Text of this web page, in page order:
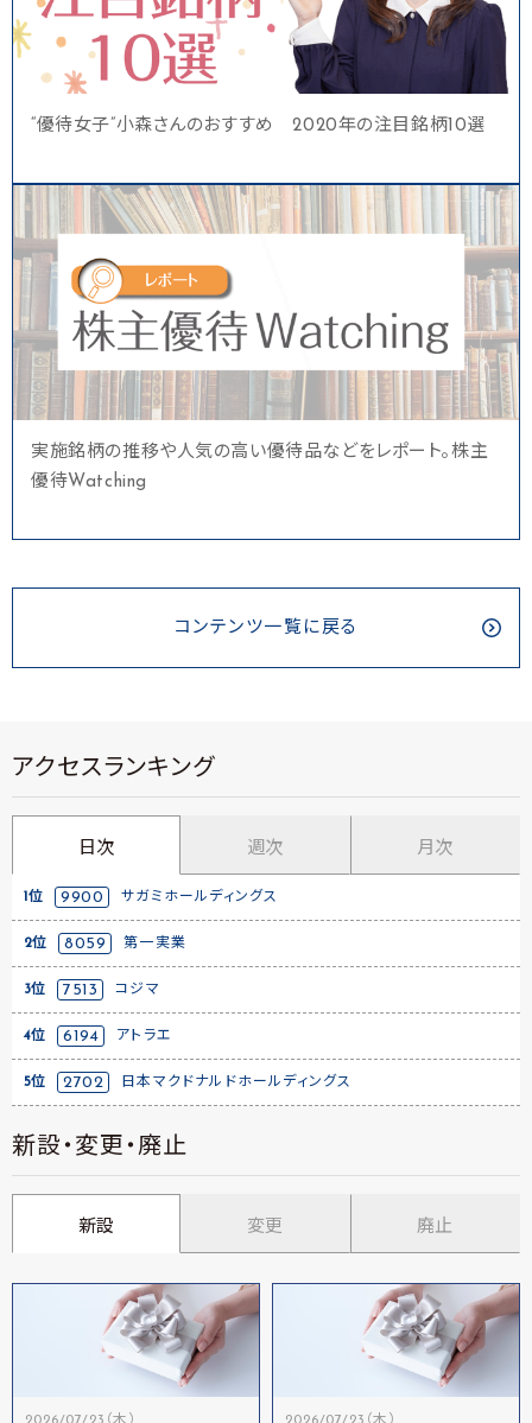
“優待女子”小森さんのおすすめ 2020年の注目銘柄10選
実施銘柄の推移や人気の高い優待品などをレポート。株主
優待Watching
コンテンツ一覧に戻る
アクセスランキング
日次 週次 月次
1位 9900 サガミホールディングス
2位 8059 第一実業
3位 7513 コジマ
4位 6194 アトラエ
5位 2702 日本マクドナルドホールディングス
新設・変更・廃止
新設 変更 廃止